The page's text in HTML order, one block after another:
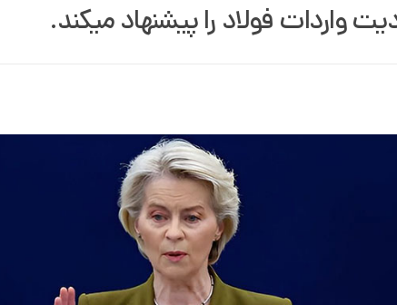
واردات فولاد را پیشنهاد میکند.